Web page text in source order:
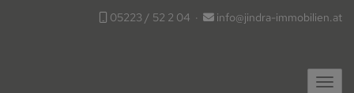
05223 / 52 2 04 · info@jindra-immobilien.at